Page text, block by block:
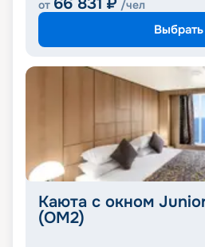
от /чел
Выбрать
Каюта с окном
(OM2)